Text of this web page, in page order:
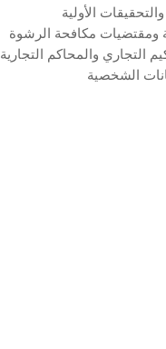
الأولية
ومقتضيات مكافحة الرشوة
التجاري والمحاكم التجارية
الشخصية